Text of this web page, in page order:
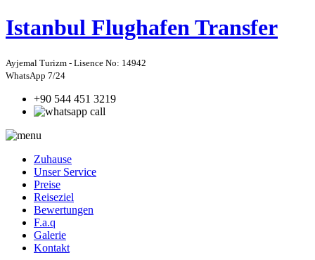
Istanbul Flughafen Transfer
Ayjemal Turizm - Lisence No: 14942
WhatsApp 7/24
+90 544 451 3219
Zuhause
Unser Service
Preise
Reiseziel
Bewertungen
F.a.q
Galerie
Kontakt